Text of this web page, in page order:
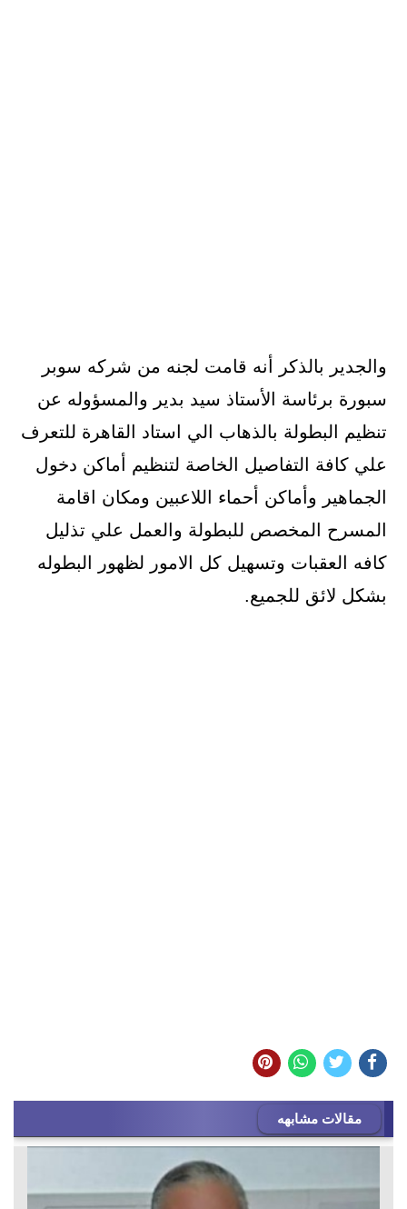
والجدير بالذكر أنه قامت لجنه من شركه سوبر
سبورة برئاسة الأستاذ سيد بدير والمسؤوله عن
تنظيم البطولة بالذهاب الي استاد القاهرة للتعرف
علي كافة التفاصيل الخاصة لتنظيم أماكن دخول
الجماهير وأماكن أحماء اللاعبين ومكان اقامة
المسرح المخصص للبطولة والعمل علي تذليل
كافه العقبات وتسهيل كل الامور لظهور البطوله
بشكل لائق للجميع.
مقالات مشابهه